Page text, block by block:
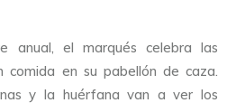
anual, el marqués celebra las
comida en su pabellón de caza.
y la huérfana van a ver los